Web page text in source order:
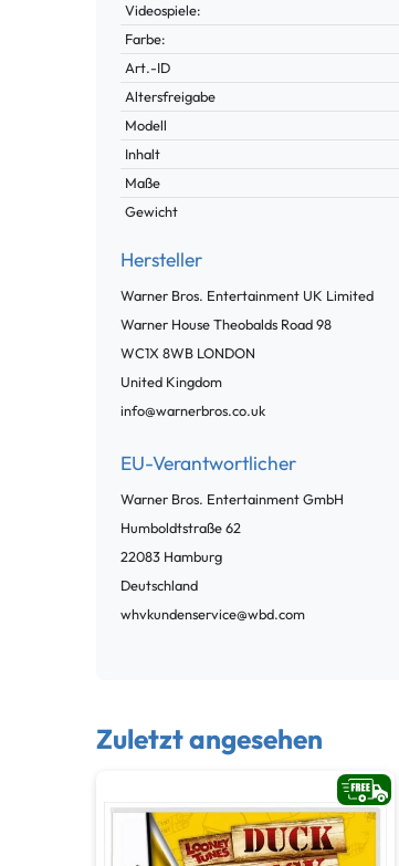
Videospiele:
Farbe:
Technisches
Merkmal
Wert
Art.-ID
Altersfreigabe
Modell
Inhalt
Maße
Gewicht
Hersteller
Warner Bros. Entertainment UK Limited
Warner House Theobalds Road98
WC1X 8WB LONDON
United Kingdom
info@warnerbros.co.uk
EU-Verantwortlicher
Warner Bros. Entertainment GmbH
Humboldtstraße62
22083 Hamburg
Deutschland
whvkundenservice@wbd.com
Zuletzt angesehen